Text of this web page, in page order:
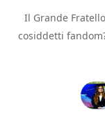
Il Grande
cosiddetti